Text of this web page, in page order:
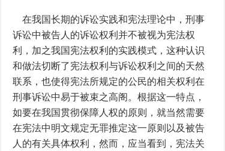
在我国长期的诉讼实践和宪法理论中，刑事
诉讼中被告人的诉讼权利并不被视为宪法权
利，加之我国宪法权利的实践模式，这种认识
和做法切断了宪法权利与诉讼权利之间的天然
联系，也使得宪法所规定的公民的相关权利在
刑事诉讼中易于被束之高阁。根据这一特点，
如要在我国贯彻保障人权的原则，就当然需要
在宪法中明文规定无罪推定这一原则以及被告
人的有关具体权利，然而，应当看到，宪法关